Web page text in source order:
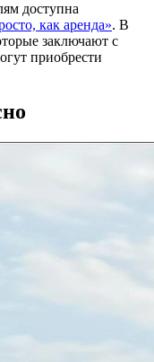
доступна
как аренда». В
заключают с
приобрести